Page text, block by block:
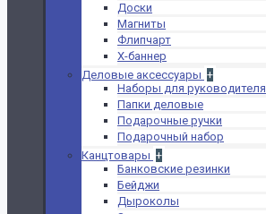
Доски
Магниты
Флипчарт
Х-баннер
Деловые аксессуары +
Наборы для руководителя
Папки деловые
Подарочные ручки
Подарочный набор
Канцтовары +
Банковские резинки
Бейджи
Дыроколы